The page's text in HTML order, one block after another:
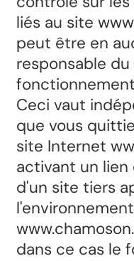
liés au site
peut être en
responsable
Ceci vaut
que vous
site Internet
activant un
d'un site tiers
dans ce cas le